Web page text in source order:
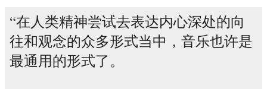
在人类精神尝试去表达内心深处的向
往和观念的众多形式当中，音乐也许是
最通用的形式了。